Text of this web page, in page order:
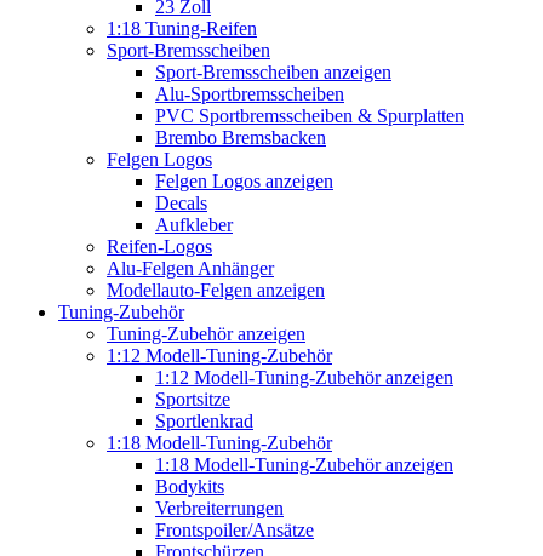
23 Zoll
1:18 Tuning-Reifen
Sport-Bremsscheiben
Sport-Bremsscheiben anzeigen
Alu-Sportbremsscheiben
PVC Sportbremsscheiben & Spurplatten
Brembo Bremsbacken
Felgen Logos
Felgen Logos anzeigen
Decals
Aufkleber
Reifen-Logos
Alu-Felgen Anhänger
Modellauto-Felgen anzeigen
Tuning-Zubehör
Tuning-Zubehör anzeigen
1:12 Modell-Tuning-Zubehör
1:12 Modell-Tuning-Zubehör anzeigen
Sportsitze
Sportlenkrad
1:18 Modell-Tuning-Zubehör
1:18 Modell-Tuning-Zubehör anzeigen
Bodykits
Verbreiterrungen
Frontspoiler/Ansätze
Frontschürzen